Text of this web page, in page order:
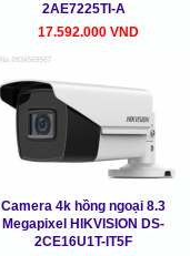
2AE7225TI-A
17.592.000 VND
Camera 4k hồng ngoại 8.3
Megapixel HIKVISION DS-
2CE16U1T-IT5F